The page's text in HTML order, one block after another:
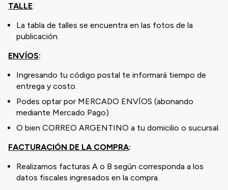
TALLE:
La tabla de talles se encuentra en las fotos de la
publicación.
ENVÍOS:
Ingresando tu código postal te informará tiempo de
entrega y costo.
Podes optar por MERCADO ENVÍOS (abonando
mediante Mercado Pago)
O bien CORREO ARGENTINO a tu domicilio o sucursal.
FACTURACIÓN DE LA COMPRA:
Realizamos facturas A o B según corresponda a los
datos fiscales ingresados en la compra.